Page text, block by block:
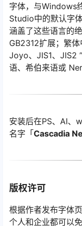
字体，与Windows
Studio中的默认字
涵盖了这些语言的
GB2312扩展；繁体
Joyo、JIS1、JIS2
语、希伯来语或
安装后在PS、AI、
名字「Cascadia
版权许可
根据作者发布字体
个人和企业都可以